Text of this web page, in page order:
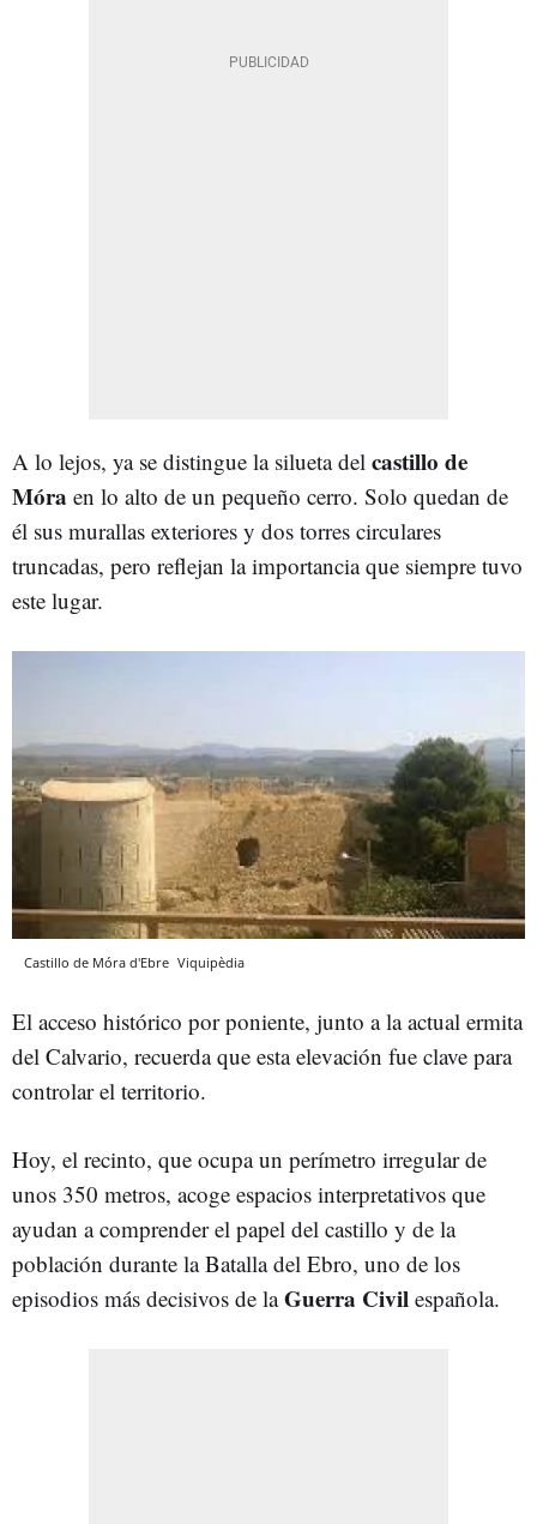
A lo lejos, ya se distingue la silueta del castillo de
Móra en lo alto de un pequeño cerro. Solo quedan de
él sus murallas exteriores y dos torres circulares
truncadas, pero reflejan la importancia que siempre tuvo
este lugar.
Castillo de Móra d'Ebre Viquipèdia
El acceso histórico por poniente, junto a la actual ermita
del Calvario, recuerda que esta elevación fue clave para
controlar el territorio.
Hoy, el recinto, que ocupa un perímetro irregular de
unos 350 metros, acoge espacios interpretativos que
ayudan a comprender el papel del castillo y de la
población durante la Batalla del Ebro, uno de los
episodios más decisivos de laGuerra Civil española.